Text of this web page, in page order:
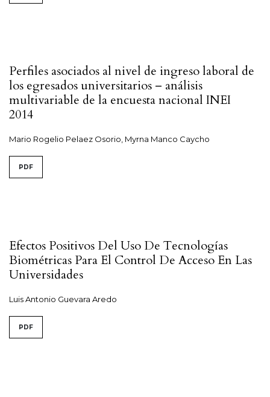
Perfiles asociados al nivel de ingreso laboral de
los egresados universitarios – análisis
multivariable de la encuesta nacional INEI
2014
Mario Rogelio Pelaez Osorio, Myrna Manco Caycho
PDF
Efectos Positivos Del Uso De Tecnologías
Biométricas Para El Control De Acceso En Las
Universidades
Luis Antonio Guevara Aredo
PDF